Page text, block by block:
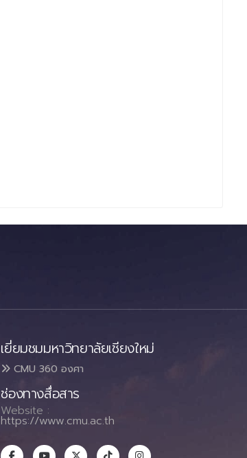
เยี่ยมชมมหาวิทยาลัยเชียงใหม่
CMU 360 องศา
ช่องทางสื่อสาร
Website :
https://www.cmu.ac.th